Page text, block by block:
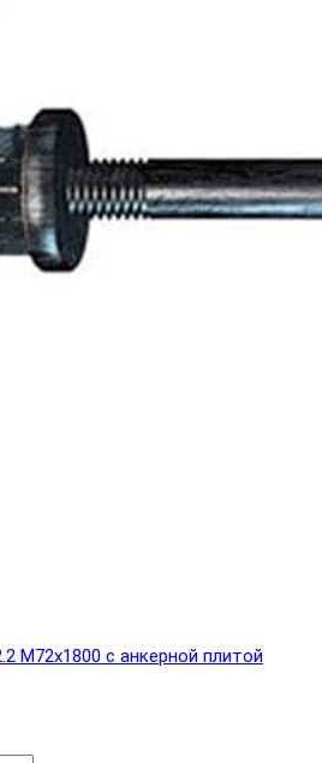
М72х1800 с анкерной плитой